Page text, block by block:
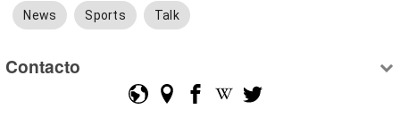
News Sports Talk
Contacto